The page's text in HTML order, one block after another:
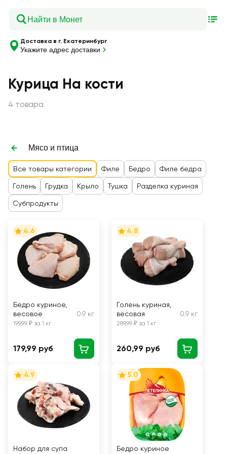
Доставка в г. Екатеринбург
Укажите адрес доставки
Курица На кости
4 товара
Мясо и птица
Все товары категории Филе Бедро Филе бедра
Голень Грудка Крыло Тушка Разделка куриная
Субпродукты
4.6
Бедро куриное,
весовое
0.9 кг
199,99 ₽ за 1 кг
179,99 руб
4.8
Голень куриная,
весовая
0.9 кг
289,99 ₽ за 1 кг
260,99 руб
4.9
Набор для супа
5.0
Бедро куриное